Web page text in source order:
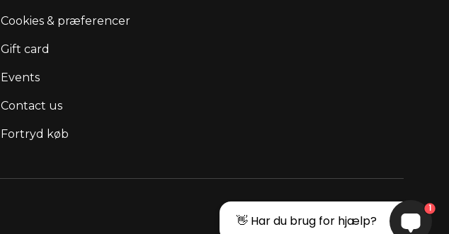
Cookies & præferencer
Gift card
Events
Contact us
Fortryd køb
👋 Har du brug for hjælp?
1